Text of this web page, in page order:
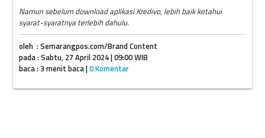
Namun sebelum download aplikasi Kredivo, lebih baik ketahui
syarat-syaratnya terlebih dahulu.
oleh : Semarangpos.com/Brand Content
pada : Sabtu, 27 April 2024 | 09:00 WIB
baca : 3 menit baca |0 Komentar